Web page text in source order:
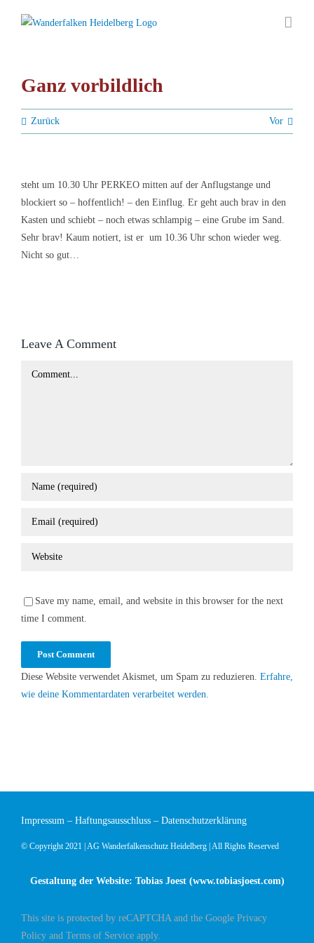
Inhalt
Ganz vorbildlich
Zurück Vor
steht um 10.30 Uhr PERKEO mitten auf der Anflugstange und
blockiert so – hoffentlich! – den Einflug. Er geht auch brav in den
Kasten und schiebt – noch etwas schlampig – eine Grube im Sand.
Sehr brav! Kaum notiert, ist er um 10.36 Uhr schon wieder weg.
Nicht so gut…
Leave A Comment
Comment
Save my name, email, and website in this browser for the next
time I comment.
Diese Website verwendet Akismet, um Spam zu reduzieren. Erfahre,
wie deine Kommentardaten verarbeitet werden.
Impressum – Haftungsausschluss – Datenschutzerklärung
© Copyright 2021 | AG Wanderfalkenschutz Heidelberg | All Rights Reserved
Gestaltung der Website: Tobias Joest (www.tobiasjoest.com)
This site is protected by reCAPTCHA and the Google Privacy
Policy and Terms of Service apply.